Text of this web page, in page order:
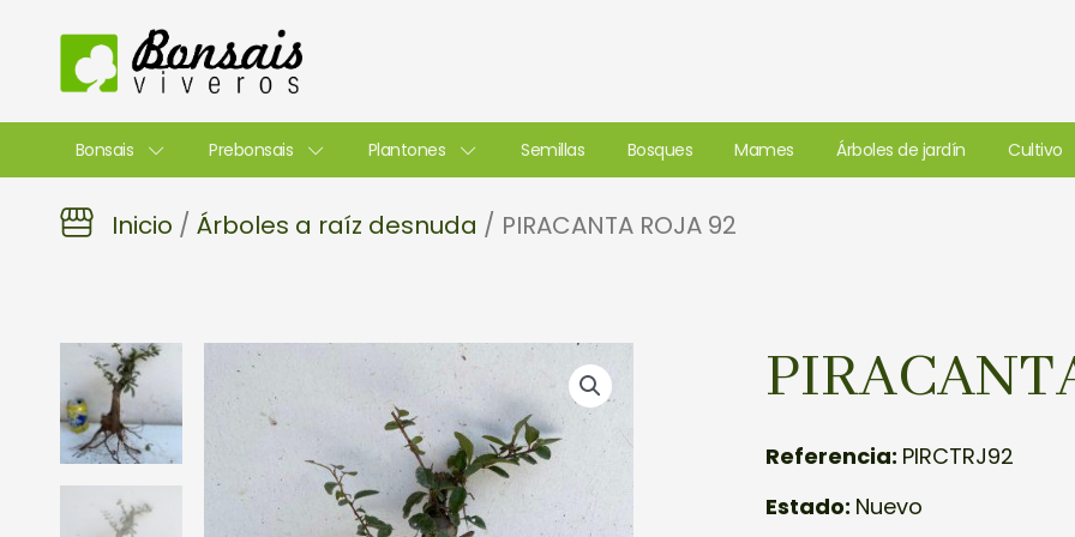
contenido
Bonsais Prebonsais Plantones Semillas Bosques Mames Árboles de jardín Cultivo
Inicio / Árboles a raíz desnuda / PIRACANTA ROJA 92
Referencia: PIRCTRJ92
Estado: Nuevo